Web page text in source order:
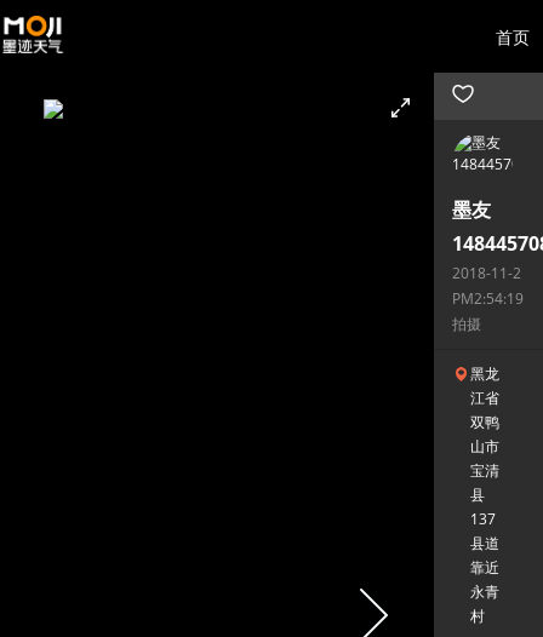
首页
墨友
2018-11-2
PM2:54:19
拍摄
黑龙
江省
双鸭
山市
宝清
县
137
县道
靠近
永青
村